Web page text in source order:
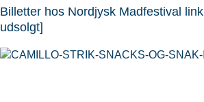
Billetter hos Nordjysk Madfestival link
udsolgt]